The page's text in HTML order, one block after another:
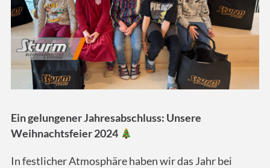
Ein gelungener Jahresabschluss: Unsere
Weihnachtsfeier 2024
In festlicher Atmosphäre haben wir das Jahr bei